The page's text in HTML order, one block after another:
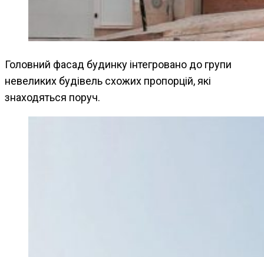
Головний фасад будинку інтегровано до групи
невеликих будівель схожих пропорцій, які
знаходяться поруч.